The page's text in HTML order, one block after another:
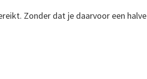
Zonder dat je daarvoor een halve